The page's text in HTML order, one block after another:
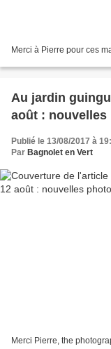
Merci à Pierre pour ces
Au jardin
août : nouvelles
Publié le 13/08/2017 à
Par Bagnolet en Vert
Merci Pierre, the